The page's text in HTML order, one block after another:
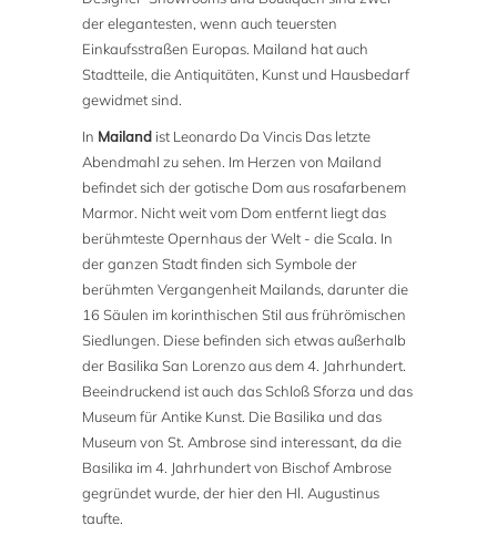
der elegantesten, wenn auch teuersten
Einkaufsstraßen Europas. Mailand hat auch
Stadtteile, die Antiquitäten, Kunst und Hausbedarf
gewidmet sind.
In Mailand ist Leonardo Da Vincis Das letzte
Abendmahl zu sehen. Im Herzen von Mailand
befindet sich der gotische Dom aus rosafarbenem
Marmor. Nicht weit vom Dom entfernt liegt das
berühmteste Opernhaus der Welt - die Scala. In
der ganzen Stadt finden sich Symbole der
berühmten Vergangenheit Mailands, darunter die
16 Säulen im korinthischen Stil aus frührömischen
Siedlungen. Diese befinden sich etwas außerhalb
der Basilika San Lorenzo aus dem 4. Jahrhundert.
Beeindruckend ist auch das Schloß Sforza und das
Museum für Antike Kunst. Die Basilika und das
Museum von St. Ambrose sind interessant, da die
Basilika im 4. Jahrhundert von Bischof Ambrose
gegründet wurde, der hier den Hl. Augustinus
taufte.